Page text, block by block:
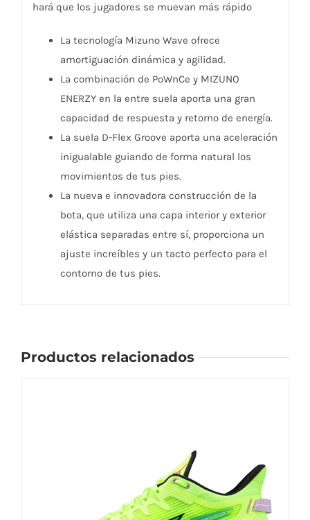
hará que los jugadores se muevan más rápido
La tecnología Mizuno Wave ofrece
amortiguación dinámica y agilidad.
La combinación de PoWnCe y MIZUNO
ENERZY en la entre suela aporta una gran
capacidad de respuesta y retorno de energía.
La suela D-Flex Groove aporta una aceleración
inigualable guiando de forma natural los
movimientos de tus pies.
La nueva e innovadora construcción de la
bota, que utiliza una capa interior y exterior
elástica separadas entre sí, proporciona un
ajuste increíbles y un tacto perfecto para el
contorno de tus pies.
Productos relacionados